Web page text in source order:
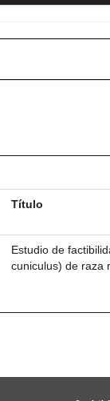
Título
Estudio de
cuniculus) de raza